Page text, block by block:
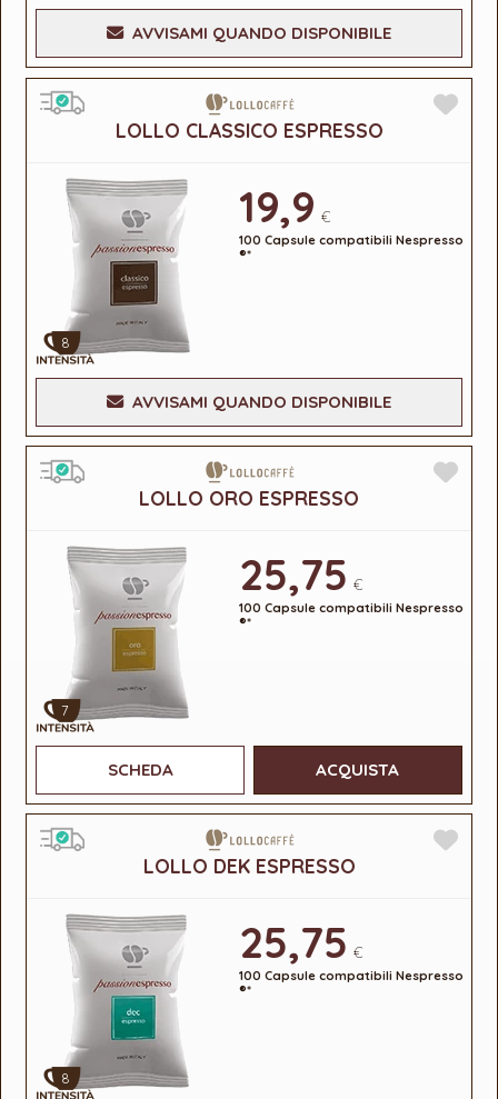
AVVISAMI QUANDO DISPONIBILE
LOLLO CLASSICO ESPRESSO
8
19,9 €
100 Capsule compatibili Nespresso
®*
AVVISAMI QUANDO DISPONIBILE
LOLLO ORO ESPRESSO
7
25,75 €
100 Capsule compatibili Nespresso
®*
SCHEDA ACQUISTA
LOLLO DEK ESPRESSO
8
25,75 €
100 Capsule compatibili Nespresso
®*